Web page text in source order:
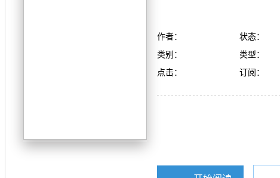
作者：
状态：
类别：
类型：
点击：
订阅：